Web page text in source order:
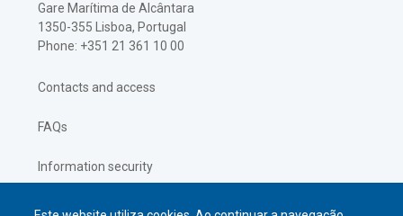
Gare Marítima de Alcântara
1350-355 Lisboa, Portugal
Phone: +351 21 361 10 00
Contacts and access
FAQs
Information security
Privacy policy